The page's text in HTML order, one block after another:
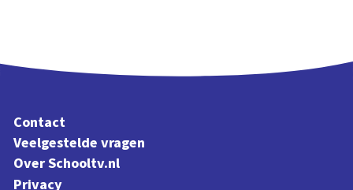
Contact
Veelgestelde vragen
Over Schooltv.nl
Privacy